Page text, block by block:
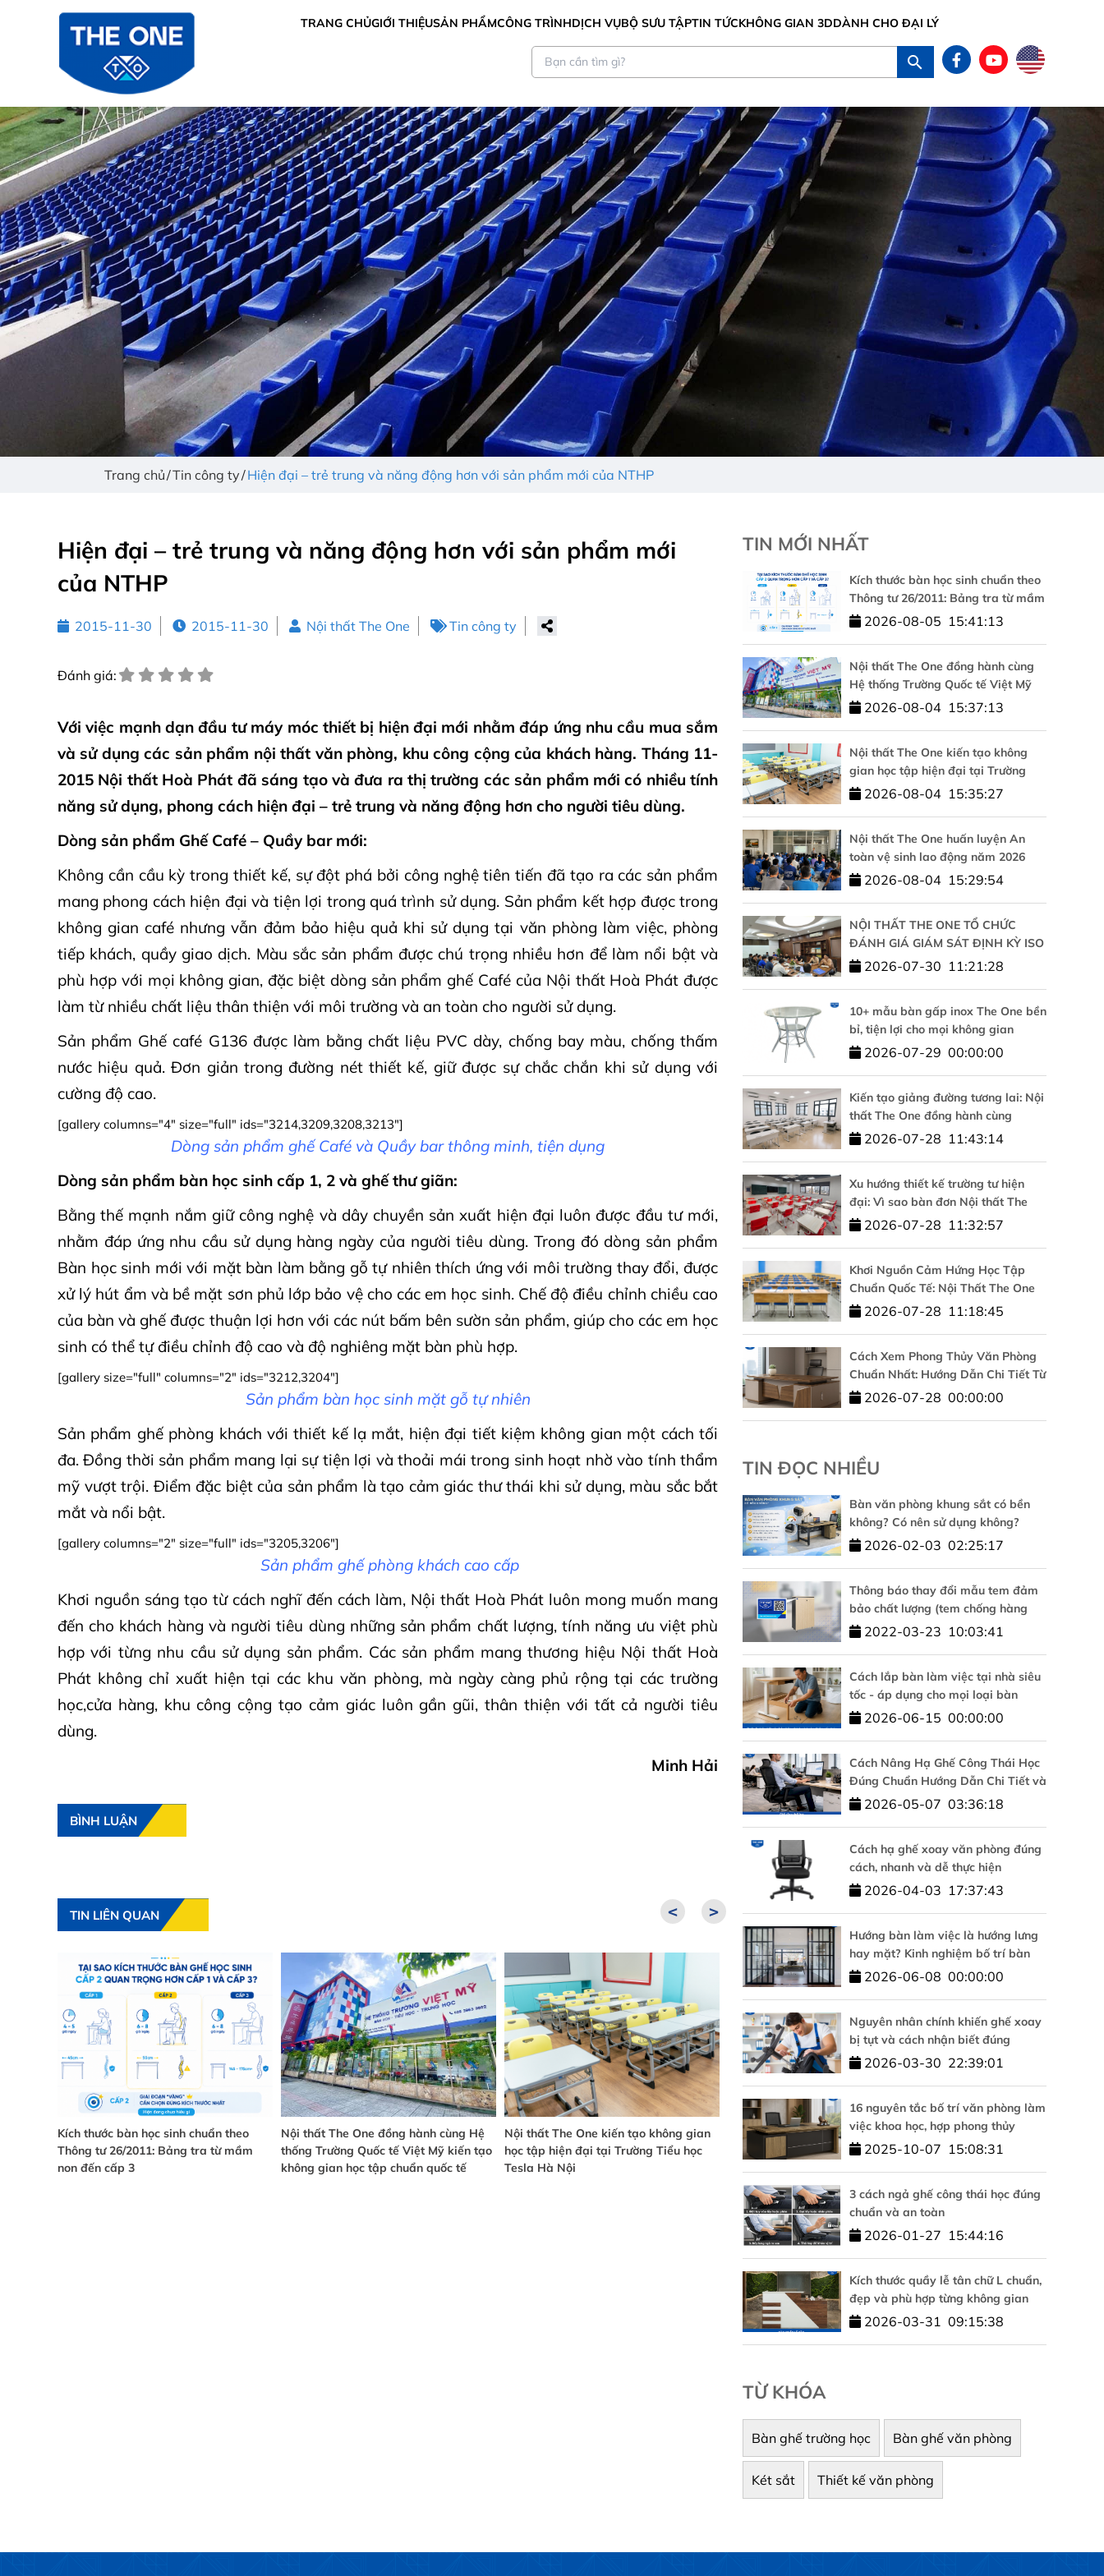
TRANG CHỦGIỚI THIỆUSẢN PHẨMCÔNG TRÌNHDỊCH VỤBỘ SƯU TẬPTIN TỨCKHÔNG GIAN 3DDÀNH CHO ĐẠI LÝ
Trang chủ Tin công ty Hiện đại – trẻ trung và năng động hơn với sản phẩm mới của NTHP
Hiện đại – trẻ trung và năng động hơn với sản phẩm mới
của NTHP
2015-11-30 2015-11-30 Nội thất The One Tin công ty
Đánh giá:
Với việc mạnh dạn đầu tư máy móc thiết bị hiện đại mới nhằm đáp ứng nhu cầu mua sắm
và sử dụng các sản phẩm nội thất văn phòng, khu công cộng của khách hàng. Tháng 11-
2015 Nội thất Hoà Phát đã sáng tạo và đưa ra thị trường các sản phẩm mới có nhiều tính
năng sử dụng, phong cách hiện đại – trẻ trung và năng động hơn cho người tiêu dùng.
Dòng sản phẩm Ghế Café – Quầy bar mới:
Không cần cầu kỳ trong thiết kế, sự đột phá bởi công nghệ tiên tiến đã tạo ra các sản phẩm
mang phong cách hiện đại và tiện lợi trong quá trình sử dụng. Sản phẩm kết hợp được trong
không gian café nhưng vẫn đảm bảo hiệu quả khi sử dụng tại văn phòng làm việc, phòng
tiếp khách, quầy giao dịch. Màu sắc sản phẩm được chú trọng nhiều hơn để làm nổi bật và
phù hợp với mọi không gian, đặc biệt dòng sản phẩm ghế Café của Nội thất Hoà Phát được
làm từ nhiều chất liệu thân thiện với môi trường và an toàn cho người sử dụng.
Sản phẩm Ghế café G136 được làm bằng chất liệu PVC dày, chống bay màu, chống thấm
nước hiệu quả. Đơn giản trong đường nét thiết kế, giữ được sự chắc chắn khi sử dụng với
cường độ cao.
[gallery columns="4" size="full" ids="3214,3209,3208,3213"]
Dòng sản phẩm ghế Café và Quầy bar thông minh, tiện dụng
Dòng sản phẩm bàn học sinh cấp 1, 2 và ghế thư giãn:
Bằng thế mạnh nắm giữ công nghệ và dây chuyền sản xuất hiện đại luôn được đầu tư mới,
nhằm đáp ứng nhu cầu sử dụng hàng ngày của người tiêu dùng. Trong đó dòng sản phẩm
Bàn học sinh mới với mặt bàn làm bằng gỗ tự nhiên thích ứng với môi trường thay đổi, được
xử lý hút ẩm và bề mặt sơn phủ lớp bảo vệ cho các em học sinh. Chế độ điều chỉnh chiều cao
của bàn và ghế được thuận lợi hơn với các nút bấm bên sườn sản phẩm, giúp cho các em học
sinh có thể tự điều chỉnh độ cao và độ nghiêng mặt bàn phù hợp.
[gallery size="full" columns="2" ids="3212,3204"]
Sản phẩm bàn học sinh mặt gỗ tự nhiên
Sản phẩm ghế phòng khách với thiết kế lạ mắt, hiện đại tiết kiệm không gian một cách tối
đa. Đồng thời sản phẩm mang lại sự tiện lợi và thoải mái trong sinh hoạt nhờ vào tính thẩm
mỹ vượt trội. Điểm đặc biệt của sản phẩm là tạo cảm giác thư thái khi sử dụng, màu sắc bắt
mắt và nổi bật.
[gallery columns="2" size="full" ids="3205,3206"]
Sản phẩm ghế phòng khách cao cấp
Khơi nguồn sáng tạo từ cách nghĩ đến cách làm, Nội thất Hoà Phát luôn mong muốn mang
đến cho khách hàng và người tiêu dùng những sản phẩm chất lượng, tính năng ưu việt phù
hợp với từng nhu cầu sử dụng sản phẩm. Các sản phẩm mang thương hiệu Nội thất Hoà
Phát không chỉ xuất hiện tại các khu văn phòng, mà ngày càng phủ rộng tại các trường
học,cửa hàng, khu công cộng tạo cảm giác luôn gần gũi, thân thiện với tất cả người tiêu
dùng.
Minh Hải
BÌNH LUẬN
TIN LIÊN QUAN <
Kích thước bàn học sinh chuẩn theo
Thông tư 26/2011: Bảng tra từ mầm
non đến cấp 3
Nội thất The One đồng hành cùng Hệ
thống Trường Quốc tế Việt Mỹ kiến tạo
không gian học tập chuẩn quốc tế
Nội thất The One kiến tạo không gian
học tập hiện đại tại Trường Tiểu học
Tesla Hà Nội
Nội thất The One huấn luyện An toàn
vệ sinh lao động năm 2026
NỘI THẤT THE ONE TỔ
GIÁ GIÁM SÁT ĐỊNH KỲ
VỮNG
>
TIN MỚI NHẤT
Kích thước bàn học sinh chuẩn theo
Thông tư 26/2011: Bảng tra từ mầm
non đến cấp 3
2026-08-05 15:41:13
Nội thất The One đồng hành cùng
Hệ thống Trường Quốc tế Việt Mỹ
kiến tạo không gian học tập chuẩn
2026-08-04 15:37:13
Nội thất The One kiến tạo không
gian học tập hiện đại tại Trường
Tiểu học Tesla Hà Nội
2026-08-04 15:35:27
Nội thất The One huấn luyện An
toàn vệ sinh lao động năm 2026
2026-08-04 15:29:54
NỘI THẤT THE ONE TỔ CHỨC
ĐÁNH GIÁ GIÁM SÁT ĐỊNH KỲ ISO
9001 VÀ ISO 14001: KHẲNG ĐỊNH
2026-07-30 11:21:28
10+ mẫu bàn gấp inox The One bền
bỉ, tiện lợi cho mọi không gian
2026-07-29 00:00:00
Kiến tạo giảng đường tương lai: Nội
thất The One đồng hành cùng
Trường Đại học Công nghệ –
2026-07-28 11:43:14
Xu hướng thiết kế trường tư hiện
đại: Vì sao bàn đơn Nội thất The
One được tin dùng?
2026-07-28 11:32:57
Khơi Nguồn Cảm Hứng Học Tập
Chuẩn Quốc Tế: Nội Thất The One
Đồng Hành Cùng HUFLIT
2026-07-28 11:18:45
Cách Xem Phong Thủy Văn Phòng
Chuẩn Nhất: Hướng Dẫn Chi Tiết Từ
A-Z2026-07-28 00:00:00
TIN ĐỌC NHIỀU
Bàn văn phòng khung sắt có bền
không? Có nên sử dụng không?
2026-02-03 02:25:17
Thông báo thay đổi mẫu tem đảm
bảo chất lượng (tem chống hàng
giả)2022-03-23 10:03:41
Cách lắp bàn làm việc tại nhà siêu
tốc - áp dụng cho mọi loại bàn
2026-06-15 00:00:00
Cách Nâng Hạ Ghế Công Thái Học
Đúng Chuẩn Hướng Dẫn Chi Tiết và
Đơn Giản
2026-05-07 03:36:18
Cách hạ ghế xoay văn phòng đúng
cách, nhanh và dễ thực hiện
2026-04-03 17:37:43
Hướng bàn làm việc là hướng lưng
hay mặt? Kinh nghiệm bố trí bàn
làm việc hợp phong thủy
2026-06-08 00:00:00
Nguyên nhân chính khiến ghế xoay
bị tụt và cách nhận biết đúng
2026-03-30 22:39:01
16 nguyên tắc bố trí văn phòng làm
việc khoa học, hợp phong thủy
2025-10-07 15:08:31
3 cách ngả ghế công thái học đúng
chuẩn và an toàn
2026-01-27 15:44:16
Kích thước quầy lễ tân chữ L chuẩn,
đẹp và phù hợp từng không gian
2026-03-31 09:15:38
TỪ KHÓA
Bàn ghế trường học Bàn ghế văn phòng
Két sắt Thiết kế văn phòng